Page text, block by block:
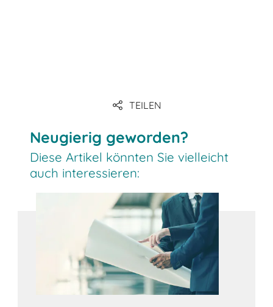
TEILEN
Neugierig geworden?
Diese Artikel könnten Sie vielleicht
auch interessieren: